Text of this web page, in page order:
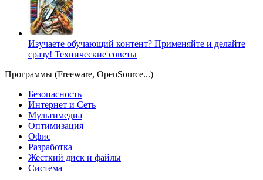
Изучаете обучающий контент? Применяйте и делайте
сразу! Технические советы
Программы (Freeware, OpenSource...)
Безопасность
Интернет и Сеть
Мультимедиа
Оптимизация
Офис
Разработка
Жесткий диск и файлы
Система